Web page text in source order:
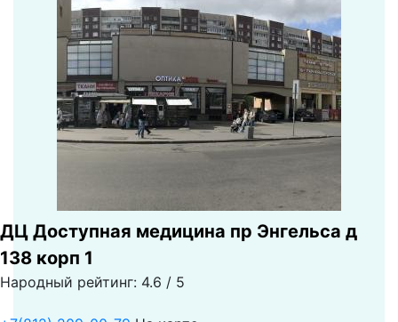
ДЦ Доступная медицина пр Энгельса д
138 корп 1
Народный рейтинг: 4.6 / 5